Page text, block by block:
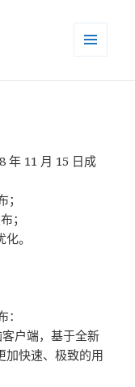
年 11 月 15 日成
；
。
户端，基于全新
加快速、极致的用